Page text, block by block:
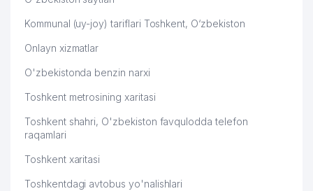
58 TOSHAFUS QK MChJ
59 PLATINUM-GOLD STAR MChJ
60 RESURS UTIL MChJ 237 м
62
Kommunal (uy-joy) tariflari Toshkent, O‘zbekiston
Onlayn xizmatlar
O'zbekistonda benzin narxi
Toshkent metrosining xaritasi
Toshkent shahri, O'zbekiston favqulodda telefon
raqamlari
Toshkent xaritasi
Toshkentdagi avtobus yo'nalishlari